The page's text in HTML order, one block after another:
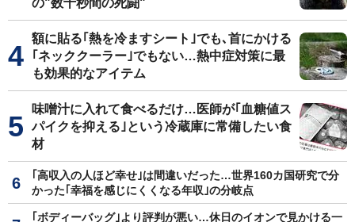
額に貼る｢熱を冷ますシート｣でも､首にかける
｢ネッククーラー｣でもない…熱中症対策に最
も効果的なアイテム
味噌汁に入れて食べるだけ…医師が｢血糖値ス
パイクを抑える｣という冷蔵庫に常備したい食
材
｢高収入の人ほど幸せ｣は間違いだった…世界160カ国研究で分
かった｢幸福を感じにくくなる年収｣の分岐点
｢ボディーバッグ｣より評判が悪い…休日のイオンで見かける一